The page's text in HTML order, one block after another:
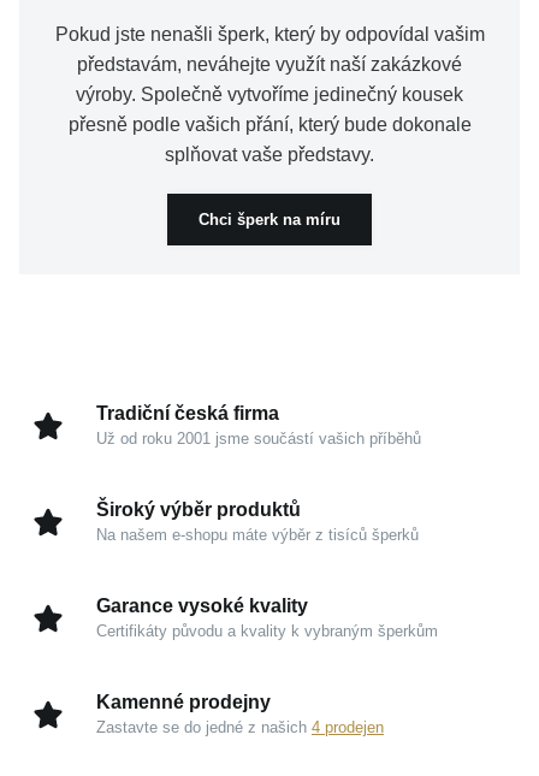
Pokud jste nenašli šperk, který by odpovídal vašim
představám, neváhejte využít naší zakázkové
výroby. Společně vytvoříme jedinečný kousek
přesně podle vašich přání, který bude dokonale
splňovat vaše představy.
Chci šperk na míru
Tradiční česká firma
Už od roku 2001 jsme součástí vašich příběhů
Široký výběr produktů
Na našem e-shopu máte výběr z tisíců šperků
Garance vysoké kvality
Certifikáty původu a kvality k vybraným šperkům
Kamenné prodejny
Zastavte se do jedné z našich 4 prodejen